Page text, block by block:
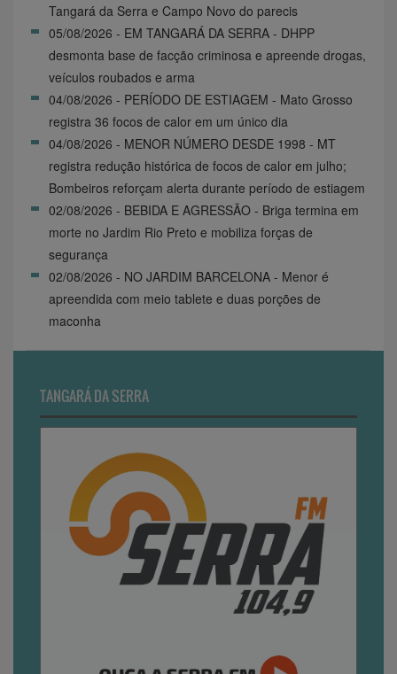
Tangará da Serra e Campo Novo do parecis
05/08/2026 - EM TANGARÁ DA SERRA - DHPP
desmonta base de facção criminosa e apreende drogas,
veículos roubados e arma
04/08/2026 - PERÍODO DE ESTIAGEM - Mato Grosso
registra 36 focos de calor em um único dia
04/08/2026 - MENOR NÚMERO DESDE 1998 - MT
registra redução histórica de focos de calor em julho;
Bombeiros reforçam alerta durante período de estiagem
02/08/2026 - BEBIDA E AGRESSÃO - Briga termina em
morte no Jardim Rio Preto e mobiliza forças de
segurança
02/08/2026 - NO JARDIM BARCELONA - Menor é
apreendida com meio tablete e duas porções de
maconha
TANGARÁ DA SERRA